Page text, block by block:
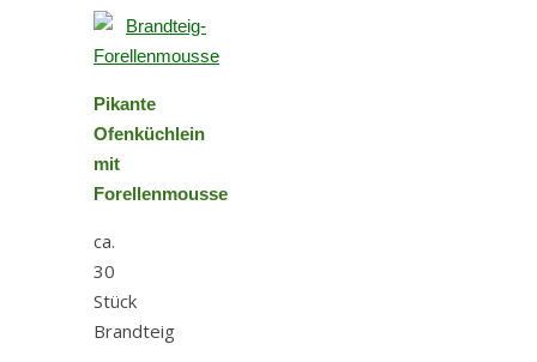
Pikante
Ofenküchlein
mit
Forellenmousse
ca.
30
Stück
Brandteig